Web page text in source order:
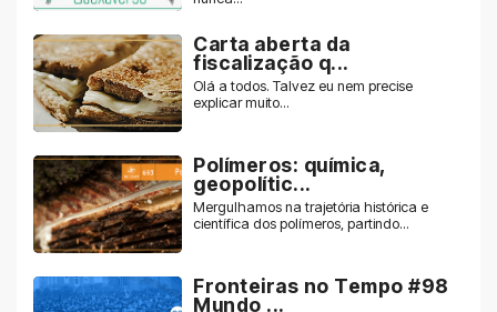
Carta aberta da
fiscalização q...
Olá a todos. Talvez eu nem precise
explicar muito...
Polímeros: química,
geopolític...
Mergulhamos na trajetória histórica e
científica dos polímeros, partindo...
Fronteiras no Tempo #98
Mundo ...